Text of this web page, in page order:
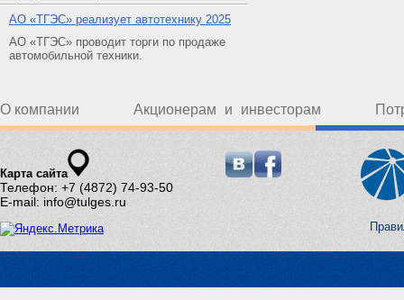
АO «ТГЭС» реализует автотехнику 2025
АО «ТГЭС» проводит торги по продаже
автомобильной техники.
О компании Акционерам и инвесторам
Карта сайта
Телефон: +7 (4872) 74-93-50
E-mail: info@tulges.ru